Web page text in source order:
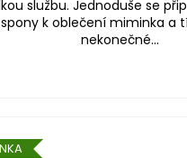
službu. Jednoduše se
spony k oblečení miminka a
nekonečné...